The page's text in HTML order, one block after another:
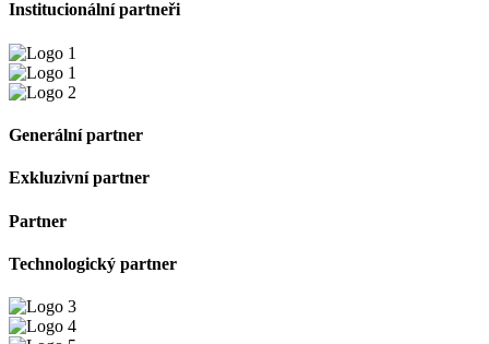
Institucionální partneři
Generální partner
Exkluzivní partner
Partner
Technologický partner